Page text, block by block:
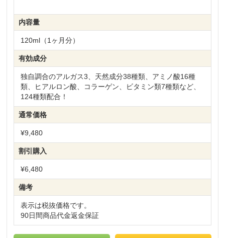
内容量
120ml（1ヶ月分）
有効成分
独自調合のアルガス3、天然成分38種類、アミノ酸16種
類、ヒアルロン酸、コラーゲン、ビタミン類7種類など、
124種類配合！
通常価格
¥9,480
割引購入
¥6,480
備考
表示は税抜価格です。
90日間商品代金返金保証